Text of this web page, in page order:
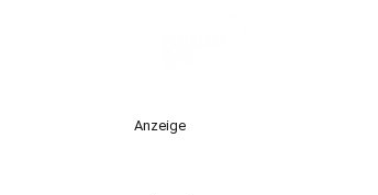
Anzeige